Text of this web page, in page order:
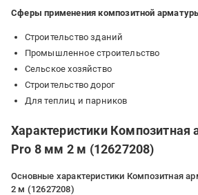
Сферы применения композитной
Строительство зданий
Промышленное строительство
Сельское хозяйство
Строительство дорог
Для теплиц и парников
Характеристики Композитная
Pro 8 мм 2 м (12627208)
Основные характеристики Композитная
2 м (12627208)